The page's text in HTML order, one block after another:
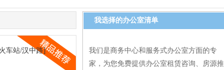
车站/汉中路]
我选择的办公室清单
我们是商务中心和服务式办公室方面的专
家，为您免费提供办公室租赁咨询、房源推